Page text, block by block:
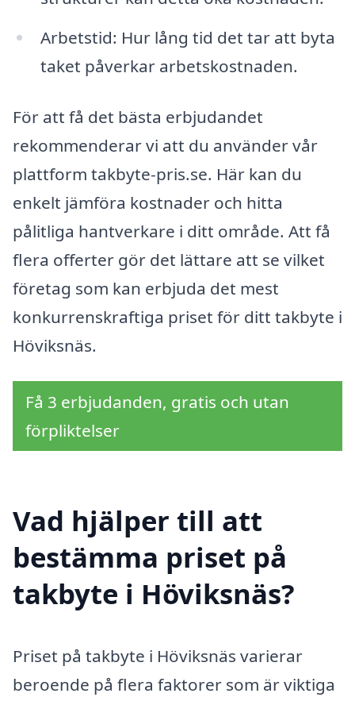
Arbetstid: Hur lång tid det tar att byta
taket påverkar arbetskostnaden.
För att få det bästa erbjudandet
rekommenderar vi att du använder vår
plattform takbyte-pris.se. Här kan du
enkelt jämföra kostnader och hitta
pålitliga hantverkare i ditt område. Att få
flera offerter gör det lättare att se vilket
företag som kan erbjuda det mest
konkurrenskraftiga priset för ditt takbyte i
Höviksnäs.
Få 3 erbjudanden, gratis och utan
förpliktelser
Vad hjälper till att
bestämma priset på
takbyte i Höviksnäs?
Priset på takbyte i Höviksnäs varierar
beroende på flera faktorer som är viktiga